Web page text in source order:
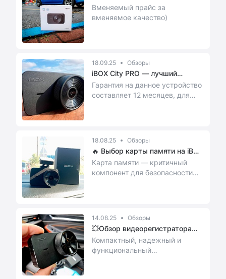
Вменяемый прайс за
вменяемое качество)
18.09.25 Обзоры
iBOX City PRO — лучший
видеореги...
Гарантия на данное устройство
составляет 12 месяцев, для
18.08.25 Обзоры
🔥 Выбор карты памяти на iBOX
Ci...
Карта памяти — критичный
компонент для безопасности
14.08.25 Обзоры
💥Обзор видеорегистратора
iBOX C...
Компактный, надежный и
функциональный